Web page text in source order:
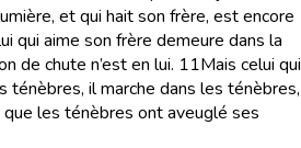
et qui hait son frère, est encore
qui aime son frère demeure dans la
de chute n’est en lui. 11Mais celui qui
ténèbres, il marche dans les ténèbres,
les ténèbres ont aveuglé ses